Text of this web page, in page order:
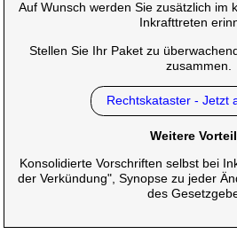
Auf Wunsch werden Sie zusätzlich im
Inkrafttreten
Stellen Sie Ihr Paket zu
zusammen.
Rechtskataster - Jetzt
Weitere
Konsolidierte Vorschriften selbst bei
der Verkündung", Synopse zu jeder
des